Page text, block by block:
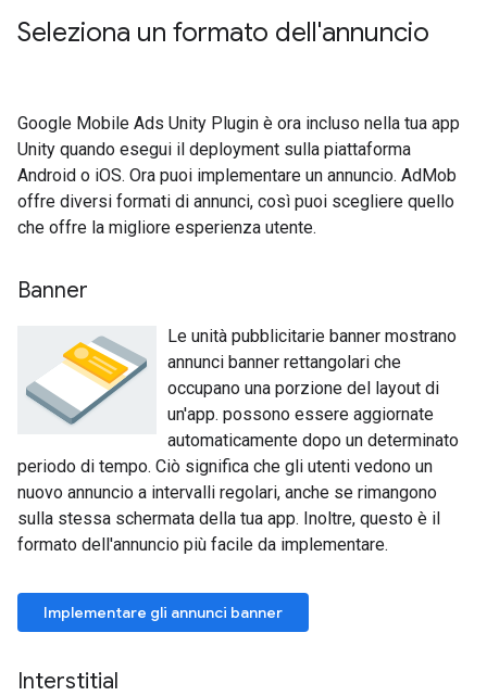
Seleziona un formato dell'annuncio
Google Mobile Ads Unity Plugin è ora incluso nella tua app
Unity quando esegui il deployment sulla piattaforma
Android o iOS. Ora puoi implementare un annuncio. AdMob
offre diversi formati di annunci, così puoi scegliere quello
che offre la migliore esperienza utente.
Banner
Le unità pubblicitarie banner mostrano
annunci banner rettangolari che
occupano una porzione del layout di
un'app. possono essere aggiornate
automaticamente dopo un determinato
periodo di tempo. Ciò significa che gli utenti vedono un
nuovo annuncio a intervalli regolari, anche se rimangono
sulla stessa schermata della tua app. Inoltre, questo è il
formato dell'annuncio più facile da implementare.
Implementare gli annunci banner
Interstitial